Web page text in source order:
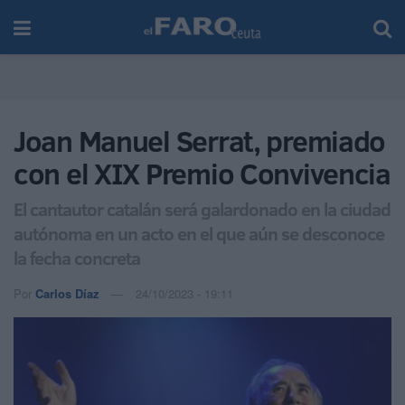
Joan Manuel Serrat, premiado
con el XIX Premio Convivencia
El cantautor catalán será galardonado en la ciudad
autónoma en un acto en el que aún se desconoce
la fecha concreta
Por Carlos Díaz 24/10/2023 - 19:11